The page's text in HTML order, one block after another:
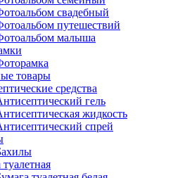
свадебный
путешествий
малыша
товары
средства
гель
жидкость
спрей